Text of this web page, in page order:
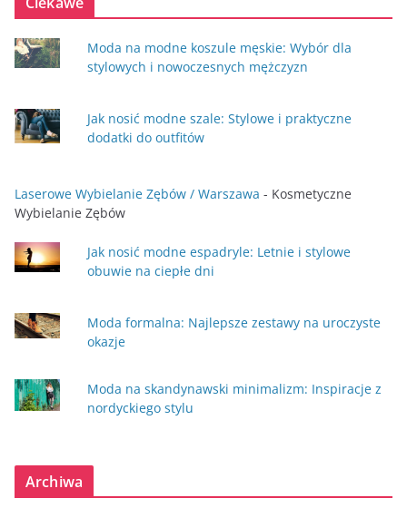
Moda na modne koszule męskie: Wybór dla
stylowych i nowoczesnych mężczyzn
Jak nosić modne szale: Stylowe i praktyczne
dodatki do outfitów
Laserowe Wybielanie Zębów / Warszawa - Kosmetyczne
Wybielanie Zębów
Jak nosić modne espadryle: Letnie i stylowe
obuwie na ciepłe dni
Moda formalna: Najlepsze zestawy na uroczyste
okazje
Moda na skandynawski minimalizm: Inspiracje z
nordyckiego stylu
Archiwa